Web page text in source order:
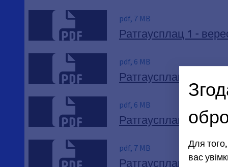
pdf, 7 MB
Ратгаусплац 1 -
pdf, 6 MB
Ратгаусплац 1 -
pdf, 6 MB
Ратгаусплац 1 -
pdf, 7 MB
Ратгаусплац 1 -
Для
вас